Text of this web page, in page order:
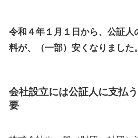
令和４年１月１日から、公証人
料が、（一部）安くなりました。
会社設立には公証人に支払
要